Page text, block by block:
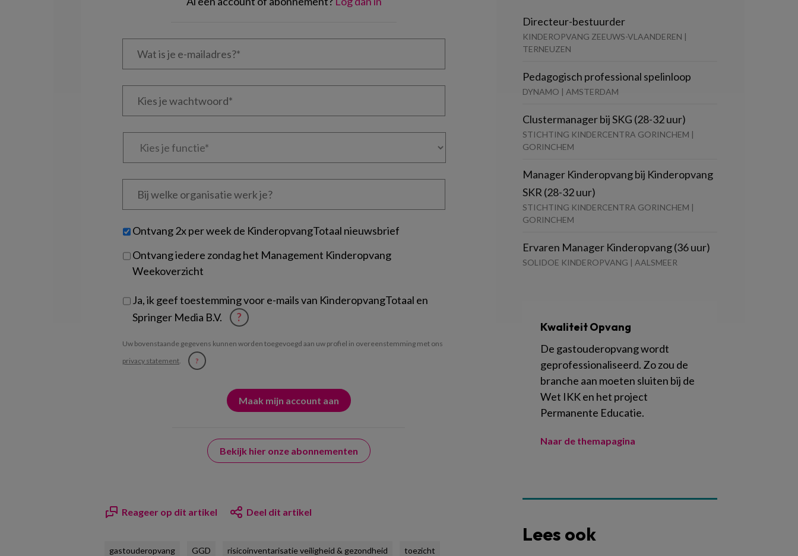
Wat
Kies
Kies
Bij
welke
je?
Untitled
Ontvang 2x per week de KinderopvangTotaal nieuwsbrief
Ontvang iedere zondag het Management Kinderopvang
Weekoverzicht
Ja, ik geef toestemming voor e-mails van KinderopvangTotaal en
Springer Media B.V.
?
Uw bovenstaande gegevens kunnen worden toegevoegd aan uw profiel in overeenstemming met ons
privacy statement. ?
Bekijk hier onze abonnementen
Reageer op dit artikel Deel dit artikel
gastouderopvang GGD risicoinventarisatie veiligheid & gezondheid toezicht
Directeur-bestuurder
KINDEROPVANG ZEEUWS-VLAANDEREN |
TERNEUZEN
Pedagogisch professional spelinloop
DYNAMO | AMSTERDAM
Clustermanager bij SKG (28-32 uur)
STICHTING KINDERCENTRA GORINCHEM |
GORINCHEM
Manager Kinderopvang bij Kinderopvang
SKR (28-32 uur)
STICHTING KINDERCENTRA GORINCHEM |
GORINCHEM
Ervaren Manager Kinderopvang (36 uur)
SOLIDOE KINDEROPVANG | AALSMEER
Kwaliteit Opvang
De gastouderopvang wordt
geprofessionaliseerd. Zo zou de
branche aan moeten sluiten bij de
Wet IKK en het project
Permanente Educatie.
Naar de themapagina
Lees ook